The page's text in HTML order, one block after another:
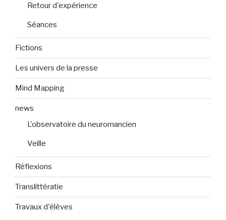
Retour d'expérience
Séances
Fictions
Les univers de la presse
Mind Mapping
news
L'observatoire du neuromancien
Veille
Réflexions
Translittératie
Travaux d'élèves